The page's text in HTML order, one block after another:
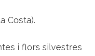
Costa).
i flors silvestres